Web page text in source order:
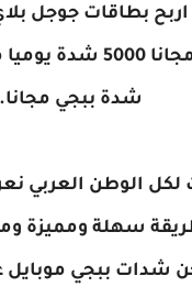
شدة ببجي مجانا.
سهلة ومميزة
شدات ببجي موبايل